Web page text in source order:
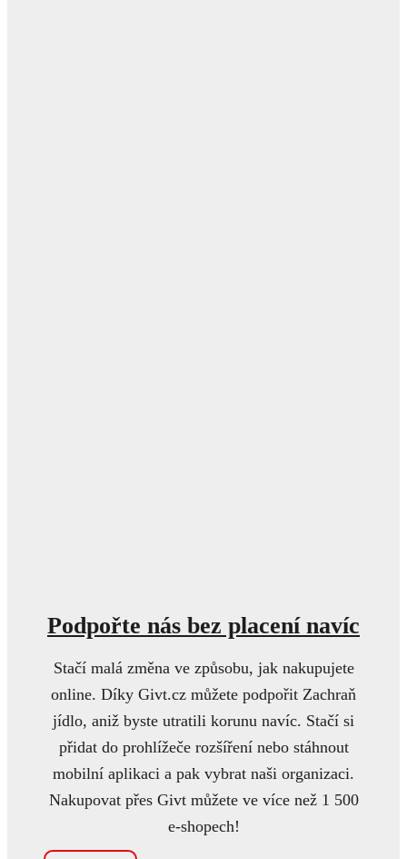
Podpořte nás bez placení navíc
Stačí malá změna ve způsobu, jak nakupujete
online. Díky Givt.cz můžete podpořit Zachraň
jídlo, aniž byste utratili korunu navíc. Stačí si
přidat do prohlížeče rozšíření nebo stáhnout
mobilní aplikaci a pak vybrat naši organizaci.
Nakupovat přes Givt můžete ve více než 1 500
e-shopech!